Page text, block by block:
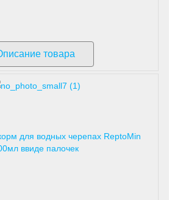
товара
для водных черепах ReptoMin
ввиде палочек